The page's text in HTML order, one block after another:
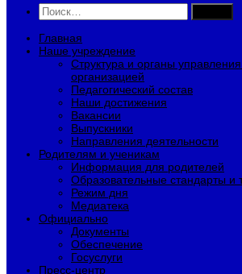
Найти:
Главная
Наше учреждение
Структура и органы
организацией
Педагогический состав
Наши достижения
Вакансии
Выпускники
Направления деятельности
Родителям и ученикам
Информация для родителей
Образовательные стандарты и
Режим дня
Медиатека
Официально
Документы
Обеспечение
Госуслуги
Пресс-центр